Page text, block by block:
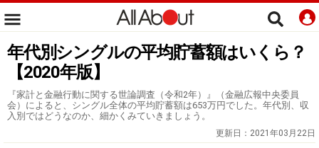
年代別シングルの平均貯蓄額はいくら？
【2020年版】
『家計と金融行動に関する世論調査（令和2年）』（金融広報中央委員
会）によると、シングル全体の平均貯蓄額は653万円でした。年代別、収
入別ではどうなのか、細かくみていきましょう。
更新日： 2021年03月22日